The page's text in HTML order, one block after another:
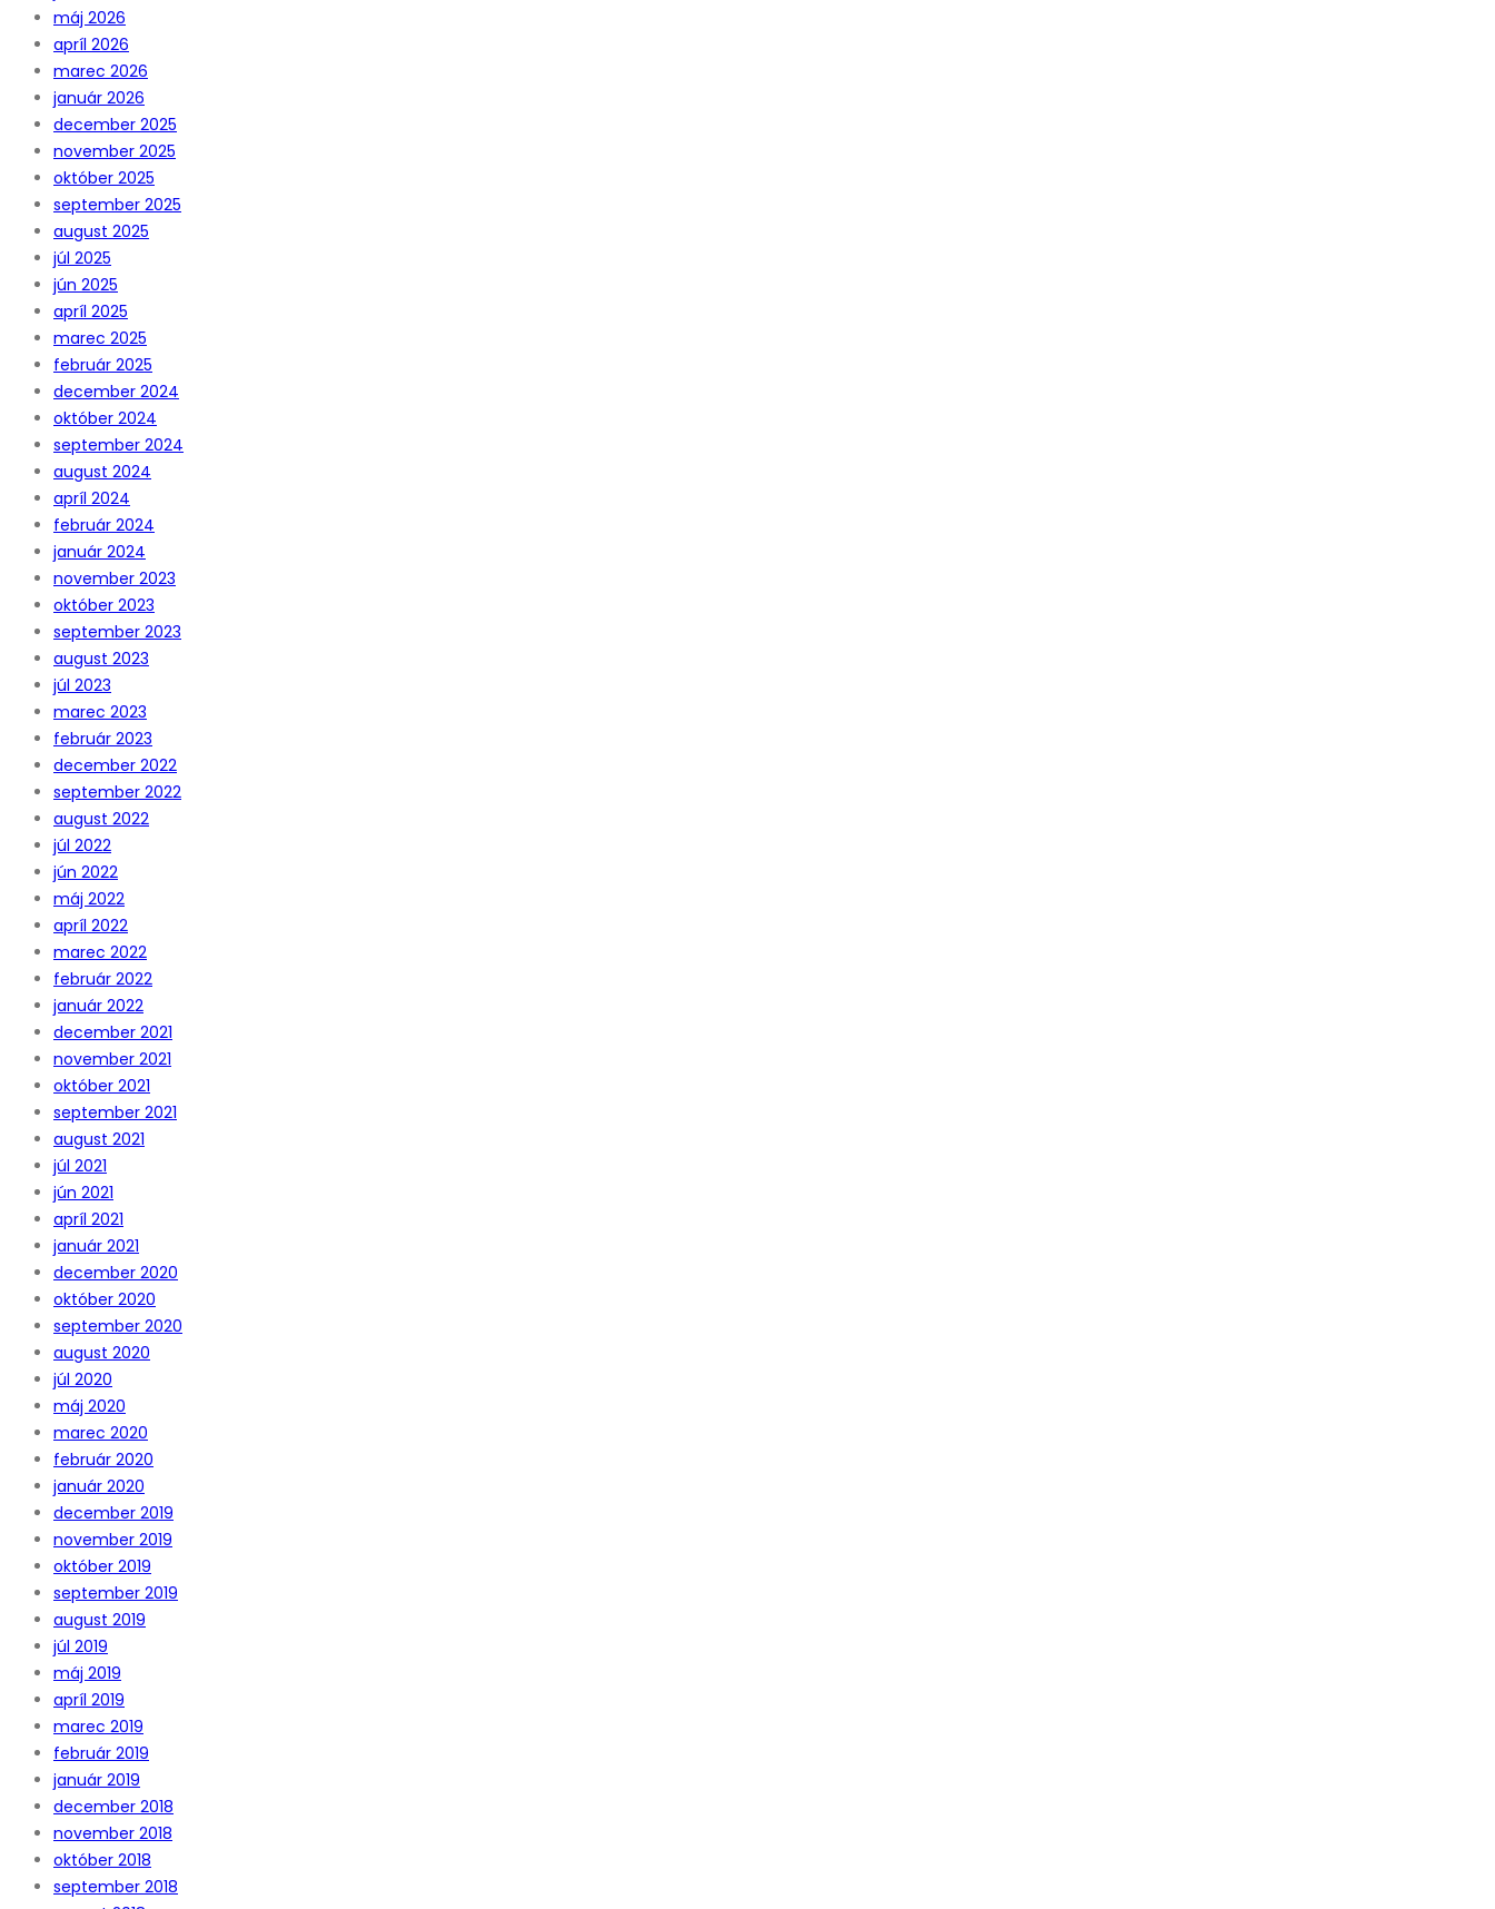
máj 2026
apríl 2026
marec 2026
január 2026
december 2025
november 2025
október 2025
september 2025
august 2025
júl 2025
jún 2025
apríl 2025
marec 2025
február 2025
december 2024
október 2024
september 2024
august 2024
apríl 2024
február 2024
január 2024
november 2023
október 2023
september 2023
august 2023
júl 2023
marec 2023
február 2023
december 2022
september 2022
august 2022
júl 2022
jún 2022
máj 2022
apríl 2022
marec 2022
február 2022
január 2022
december 2021
november 2021
október 2021
september 2021
august 2021
júl 2021
jún 2021
apríl 2021
január 2021
december 2020
október 2020
september 2020
august 2020
júl 2020
máj 2020
marec 2020
február 2020
január 2020
december 2019
november 2019
október 2019
september 2019
august 2019
júl 2019
máj 2019
apríl 2019
marec 2019
február 2019
január 2019
december 2018
november 2018
október 2018
september 2018